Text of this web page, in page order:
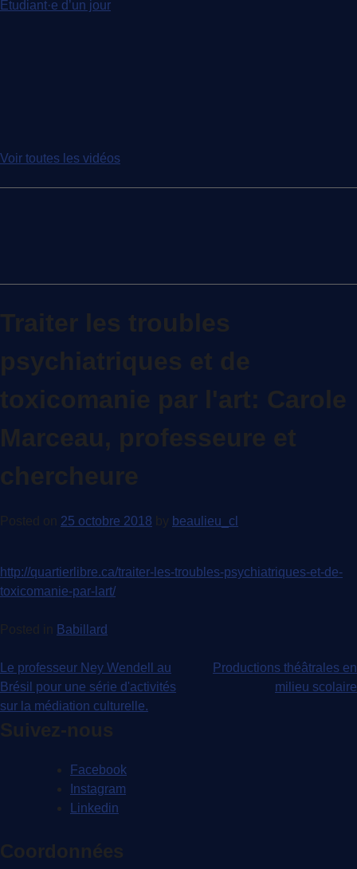
Étudiant·e d’un jour
Voir toutes les vidéos
Traiter les troubles
psychiatriques et de
toxicomanie par l'art: Carole
Marceau, professeure et
chercheure
Posted on 25 octobre 2018 by beaulieu_cl
http://quartierlibre.ca/traiter-les-troubles-psychiatriques-et-de-
toxicomanie-par-lart/
Posted in Babillard
Navigation
de
l'article
Le professeur Ney Wendell au
Brésil pour une série d'activités
sur la médiation culturelle.
Productions théâtrales en
milieu scolaire
Suivez-nous
Facebook
Instagram
Linkedin
Coordonnées